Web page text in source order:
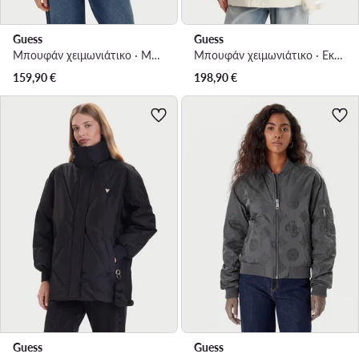
Guess
Μπουφάν χειμωνιάτικο · Μπεζ
159,90€
Guess
Μπουφάν χειμωνιάτικο · Εκρού
198,90€
Guess
Guess